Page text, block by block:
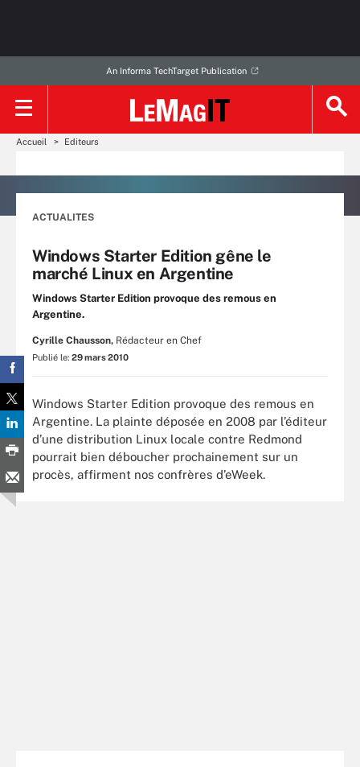
An Informa TechTarget Publication
Accueil Editeurs
ACTUALITES
Windows Starter Edition gêne le
marché Linux en Argentine
Windows Starter Edition provoque des remous en
Argentine.
Cyrille Chausson, Rédacteur en Chef
Publié le: 29 mars 2010
Windows Starter Edition provoque des remous en
Argentine. La plainte déposée en 2008 par l’éditeur
d’une distribution Linux locale contre Redmond
pourrait bien déboucher prochainement sur un
procès, affirment nos confrères d’eWeek.